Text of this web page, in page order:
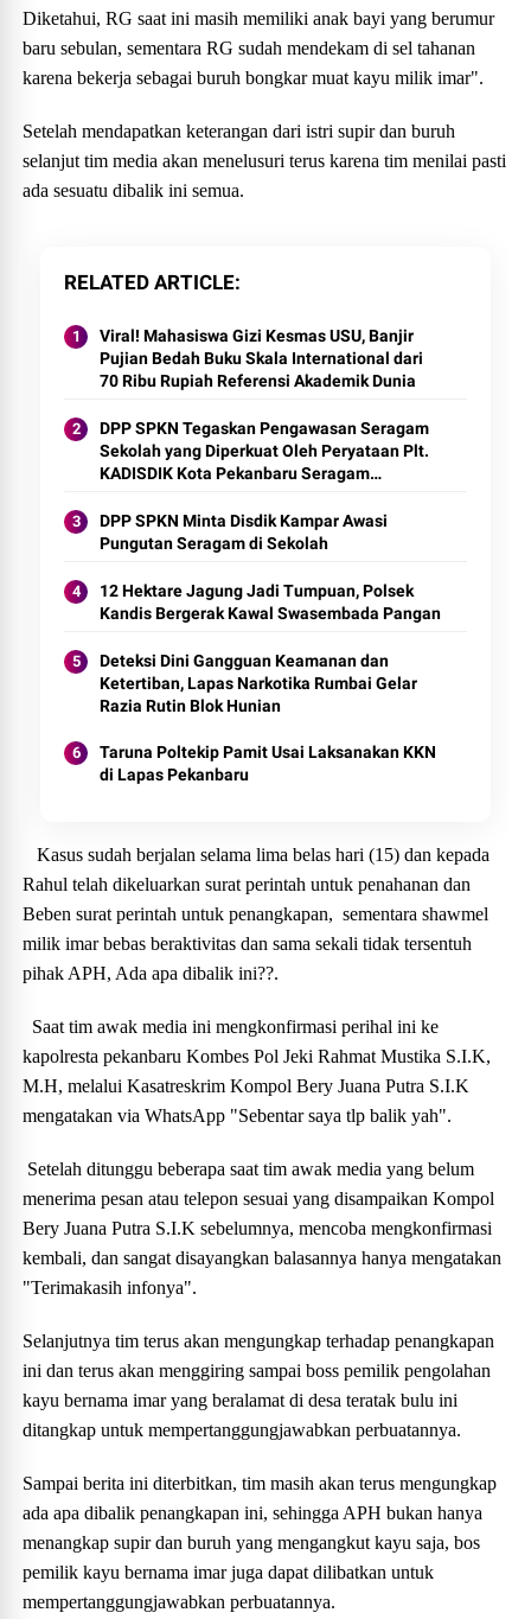
Diketahui, RG saat ini masih memiliki anak bayi yang berumur
baru sebulan, sementara RG sudah mendekam di sel tahanan
karena bekerja sebagai buruh bongkar muat kayu milik imar".
Setelah mendapatkan keterangan dari istri supir dan buruh
selanjut tim media akan menelusuri terus karena tim menilai pasti
ada sesuatu dibalik ini semua.
RELATED ARTICLE
Viral! Mahasiswa Gizi Kesmas USU, Banjir
Pujian Bedah Buku Skala International dari
70 Ribu Rupiah Referensi Akademik Dunia
DPP SPKN Tegaskan Pengawasan Seragam
Sekolah yang Diperkuat Oleh Peryataan Plt.
KADISDIK Kota Pekanbaru Seragam
DPP SPKN Minta Disdik Kampar Awasi
Pungutan Seragam di Sekolah
12 Hektare Jagung Jadi Tumpuan, Polsek
Kandis Bergerak Kawal Swasembada Pangan
Deteksi Dini Gangguan Keamanan dan
Ketertiban, Lapas Narkotika Rumbai Gelar
Razia Rutin Blok Hunian
Taruna Poltekip Pamit Usai Laksanakan KKN
di Lapas Pekanbaru
Kasus sudah berjalan selama lima belas hari (15) dan kepada
Rahul telah dikeluarkan surat perintah untuk penahanan dan
Beben surat perintah untuk penangkapan, sementara shawmel
milik imar bebas beraktivitas dan sama sekali tidak tersentuh
pihak APH, Ada apa dibalik ini??.
Saat tim awak media ini mengkonfirmasi perihal ini ke
kapolresta pekanbaru Kombes Pol Jeki Rahmat Mustika S.I.K,
M.H, melalui Kasatreskrim Kompol Bery Juana Putra S.I.K
mengatakan via WhatsApp "Sebentar saya tlp balik yah".
Setelah ditunggu beberapa saat tim awak media yang belum
menerima pesan atau telepon sesuai yang disampaikan Kompol
Bery Juana Putra S.I.K sebelumnya, mencoba mengkonfirmasi
kembali, dan sangat disayangkan balasannya hanya mengatakan
"Terimakasih infonya".
Selanjutnya tim terus akan mengungkap terhadap penangkapan
ini dan terus akan menggiring sampai boss pemilik pengolahan
kayu bernama imar yang beralamat di desa teratak bulu ini
ditangkap untuk mempertanggungjawabkan perbuatannya.
Sampai berita ini diterbitkan, tim masih akan terus mengungkap
ada apa dibalik penangkapan ini, sehingga APH bukan hanya
menangkap supir dan buruh yang mengangkut kayu saja, bos
pemilik kayu bernama imar juga dapat dilibatkan untuk
mempertanggungjawabkan perbuatannya.